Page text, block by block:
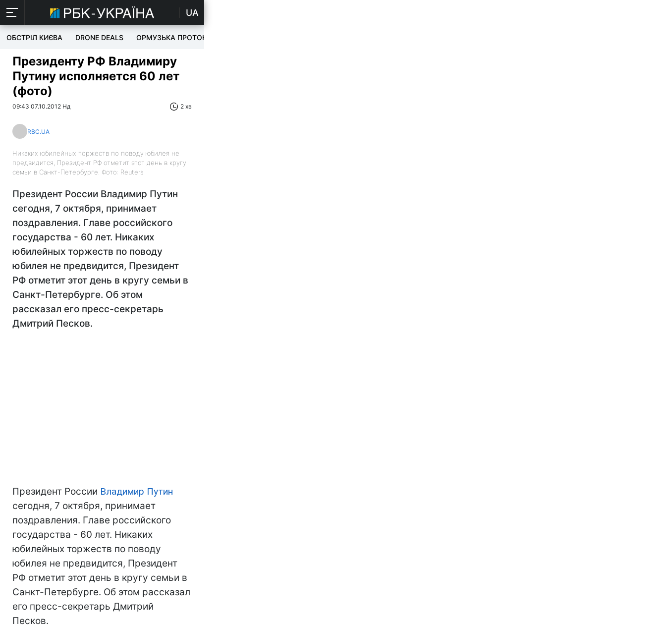
UA
ОБСТРІЛ КИЄВА DRONE DEALS ОРМУЗЬКА ПРОТОКА
Президенту РФ Владимиру
Путину исполняется 60 лет
(фото)
09:43 07.10.2012 Нд 2 хв
RBC.UA
Никаких юбилейных торжеств по поводу юбилея не
предвидится, Президент РФ отметит этот день в кругу
семьи в Санкт-Петербурге. Фото: Reuters
Президент России Владимир Путин
сегодня, 7 октября, принимает
поздравления. Главе российского
государства - 60 лет. Никаких
юбилейных торжеств по поводу
юбилея не предвидится, Президент
РФ отметит этот день в кругу семьи в
Санкт-Петербурге. Об этом
рассказал его пресс-секретарь
Дмитрий Песков.
Президент России Владимир Путин
сегодня, 7 октября, принимает
поздравления. Главе российского
государства - 60 лет. Никаких
юбилейных торжеств по поводу
юбилея не предвидится, Президент
РФ отметит этот день в кругу семьи в
Санкт-Петербурге. Об этом рассказал
его пресс-секретарь Дмитрий
Песков.